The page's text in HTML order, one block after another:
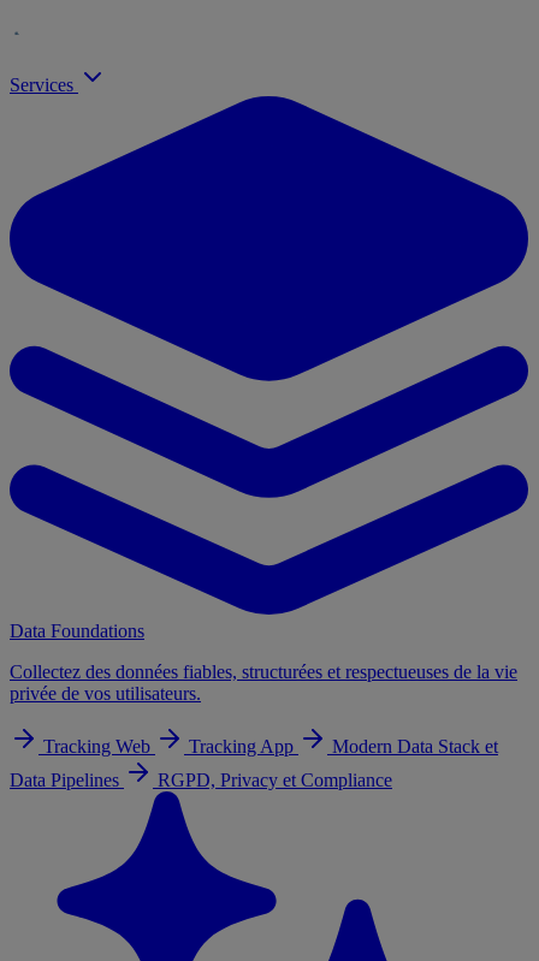
Services
Data Foundations
Collectez des données fiables, structurées et respectueuses de la vie
privée de vos utilisateurs.
Tracking Web Tracking App
Modern Data Stack et
Data Pipelines
RGPD, Privacy et Compliance